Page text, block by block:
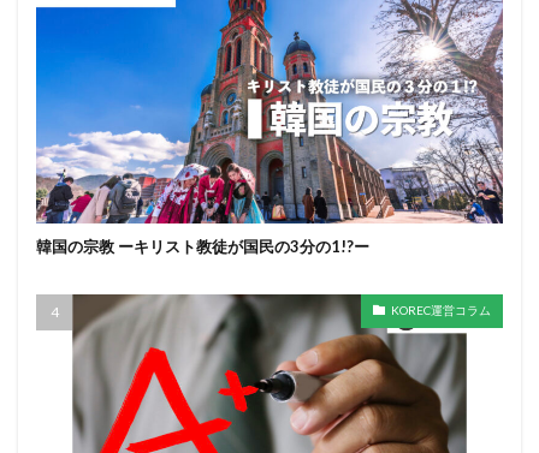
韓国の宗教 ーキリスト教徒が国民の3分の1!?ー
KOREC運営コラム